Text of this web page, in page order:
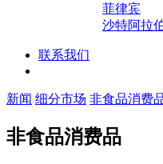
菲律宾
沙特阿拉
联系我们
新闻 细分市场 非食品消费
非食品消费品